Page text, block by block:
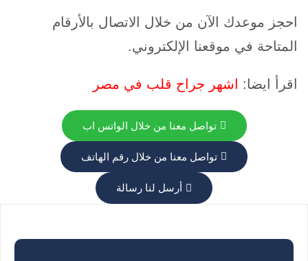
احجز موعدك الآن من خلال الاتصال بالأرقام
المتاحة في موقعنا الإلكتروني.
اقرأ ايضا: اشهر جراح قلب في مصر
تواصل معنا من خلال الواتس اب
تواصل معنا من خلال رقم الهاتف
أرسل لنا رسالة